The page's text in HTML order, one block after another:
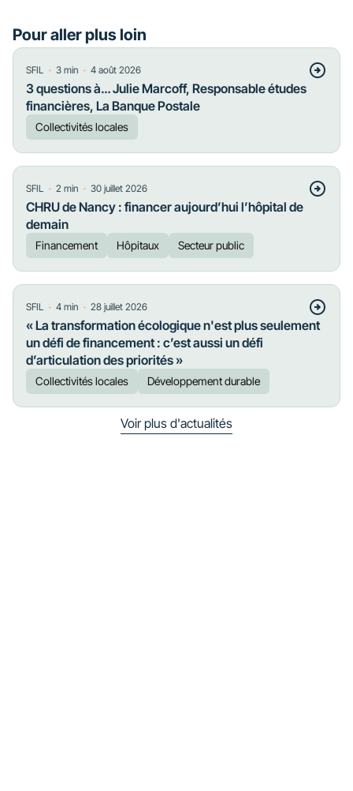
Pour aller plus loin
SFIL ・ 3 min ・ 4 août 2026
3 questions à… Julie Marcoff, Responsable études
financières, La Banque Postale
Collectivités locales
SFIL ・ 2 min ・ 30 juillet 2026
CHRU de Nancy : financer aujourd’hui l’hôpital de
demain
Financement Hôpitaux Secteur public
SFIL ・ 4 min ・ 28 juillet 2026
« La transformation écologique n'est plus seulement
un défi de financement : c’est aussi un défi
d’articulation des priorités »
Collectivités locales Développement durable
Voir plus d'actualités